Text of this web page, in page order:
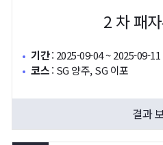
2 차 패
기간: 2025-09-04 ~ 2025-09-11
코스: SG 양주, SG 이포
결과